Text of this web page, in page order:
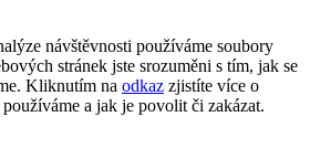
návštěvnosti používáme soubory
stránek jste srozuměni s tím, jak se
Kliknutím na odkaz zjistíte více o
a jak je povolit či zakázat.